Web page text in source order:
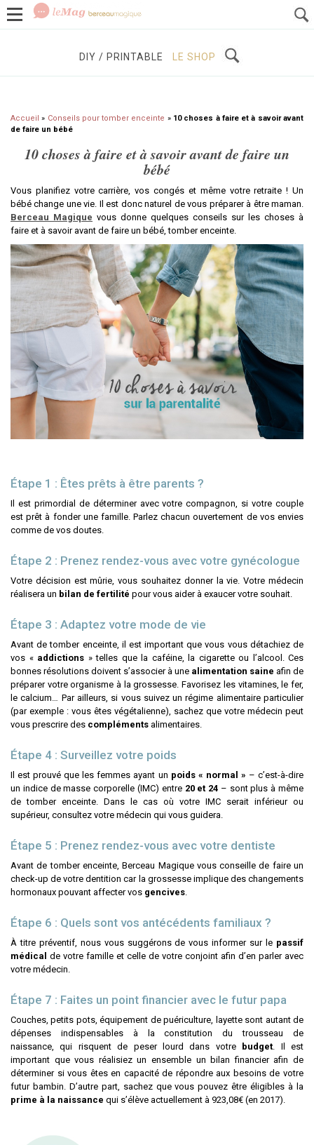
GROSSESSE BÉBÉS / ENFANTS
DIY / PRINTABLE LE SHOP
Accueil » Conseils pour tomber enceinte » 10 choses à faire et à savoir avant
de faire un bébé
10 choses à faire et à savoir avant de faire un
bébé
Vous planifiez votre carrière, vos congés et même votre retraite ! Un
bébé change une vie. Il est donc naturel de vous préparer à être maman.
Berceau Magique vous donne quelques conseils sur les choses à
faire et à savoir avant de faire un bébé, tomber enceinte.
Étape 1 : Êtes prêts à être parents ?
Il est primordial de déterminer avec votre compagnon, si votre couple
est prêt à fonder une famille. Parlez chacun ouvertement de vos envies
comme de vos doutes.
Étape 2 : Prenez rendez-vous avec votre gynécologue
Votre décision est mûrie, vous souhaitez donner la vie. Votre médecin
réalisera un bilan de fertilité pour vous aider à exaucer votre souhait.
Étape 3 : Adaptez votre mode de vie
Avant de tomber enceinte, il est important que vous vous détachiez de
vos « addictions » telles que la caféine, la cigarette ou l’alcool. Ces
bonnes résolutions doivent s’associer à une alimentation saine afin de
préparer votre organisme à la grossesse. Favorisez les vitamines, le fer,
le calcium… Par ailleurs, si vous suivez un régime alimentaire particulier
(par exemple : vous êtes végétalienne), sachez que votre médecin peut
vous prescrire des compléments alimentaires.
Étape 4 : Surveillez votre poids
Il est prouvé que les femmes ayant un poids « normal » – c’est-à-dire
un indice de masse corporelle (IMC) entre 20 et 24 – sont plus à même
de tomber enceinte. Dans le cas où votre IMC serait inférieur ou
supérieur, consultez votre médecin qui vous guidera.
Étape 5 : Prenez rendez-vous avec votre dentiste
Avant de tomber enceinte, Berceau Magique vous conseille de faire un
check-up de votre dentition car la grossesse implique des changements
hormonaux pouvant affecter vos gencives.
Étape 6 : Quels sont vos antécédents familiaux ?
À titre préventif, nous vous suggérons de vous informer sur le passif
médical de votre famille et celle de votre conjoint afin d’en parler avec
votre médecin.
Étape 7 : Faites un point financier avec le futur papa
Couches, petits pots, équipement de puériculture, layette sont autant de
dépenses indispensables à la constitution du trousseau de
naissance, qui risquent de peser lourd dans votre
budget. Il est
important que vous réalisiez un ensemble un bilan financier afin de
déterminer si vous êtes en capacité de répondre aux besoins de votre
futur bambin. D’autre part, sachez que vous pouvez être éligibles à la
prime à la naissance qui s’élève actuellement à 923,08€ (en 2017).